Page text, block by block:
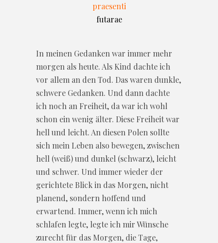
praesenti
futarae
In meinen Gedanken war immer mehr
morgen als heute. Als Kind dachte ich
vor allem an den Tod. Das waren dunkle,
schwere Gedanken. Und dann dachte
ich noch an Freiheit, da war ich wohl
schon ein wenig älter. Diese Freiheit war
hell und leicht. An diesen Polen sollte
sich mein Leben also bewegen, zwischen
hell (weiß) und dunkel (schwarz), leicht
und schwer. Und immer wieder der
gerichtete Blick in das Morgen, nicht
planend, sondern hoffend und
erwartend. Immer, wenn ich mich
schlafen legte, legte ich mir Wünsche
zurecht für das Morgen, die Tage,